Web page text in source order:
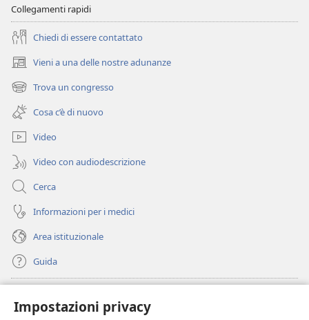
Impostazioni privacy
Collegamenti rapidi
Chiedi di essere contattato
Vieni a una delle nostre adunanze
(apre
una
nuova
finestra)
Trova un congresso
(apre
una
nuova
finestra)
Cosa c’è di nuovo
Video
Video con audiodescrizione
Cerca
Informazioni per i medici
Area istituzionale
Guida
(apre
una